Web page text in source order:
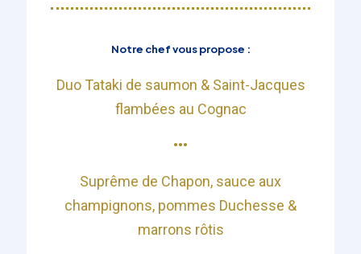
Notre chef vous propose :
Duo Tataki de saumon & Saint-Jacques
flambées au Cognac
•••​​
Suprême de Chapon, sauce aux
champignons, pommes Duchesse &
marrons rôtis